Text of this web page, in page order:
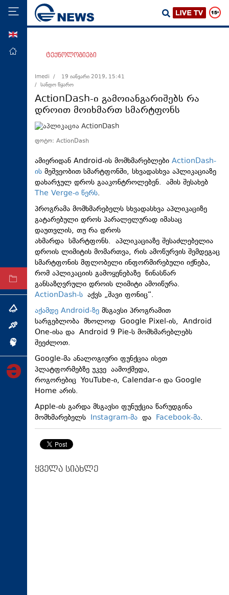
მთავარი
ეკონომიკა
მსოფლიო
თავდაცვა
რეგიონი
სპორტი
ტექნოლოგიები
ტაბლოიდი
თემა
ინტერვიუ
ინქვიზიცია
ტექნოლოგიები
Imedi /
19 იანვარი 2019, 15:41
/ სანდო წყარო
ActionDash-ი გამოიანგარიშებს რა
დროით მოიხმართ სმარტფონს
ფოტო: ActionDash
ამიერიდან Android-ის მომხმარებლები ActionDash-
ის მეშვეობით სმარტფონში, სხვადასხვა აპლიკაციაზე
დახარჯულ დროს გააკონტროლებენ. ამის შესახებ
The Verge-ი წერს.
პროგრამა მომხმარებელს სხვადასხვა აპლიკაციზე
გატარებული დროს პარალელურად იმასაც
დაუთვლის, თუ რა დროს
ახმარდა სმარტფონს. აპლიკაციაზე შესაძლებელია
დროის ლიმიტის მომართვა, რის ამოწურვის შემდეგაც
სმარტფონის მფლობელი ინფორმირებული იქნება,
რომ აპლიკაციის გამოყენებაზე წინასწარ
განსაზღვრული დროის ლიმიტი ამოიწურა.
ActionDash-ს აქვს „შავი ფონიც“.
აქამდე Android-ზე მსგავსი პროგრამით
სარგებლობა მხოლოდ Google Pixel-ის, Android
One-ისა და Android 9 Pie-ს მომხმარებლებს
შეეძლოთ.
Google-მა ანალოგიური ფუნქცია ისეთ
პლატფორმებზე უკვე აამოქმედა,
როგორებიც YouTube-ი, Calendar-ი და Google
Home არის.
Apple-ის გარდა მსგავსი ფუნუქცია წარუდგინა
მომხმარებელს Instagram-მა და Facebook-მა.
ყველა სიახლე